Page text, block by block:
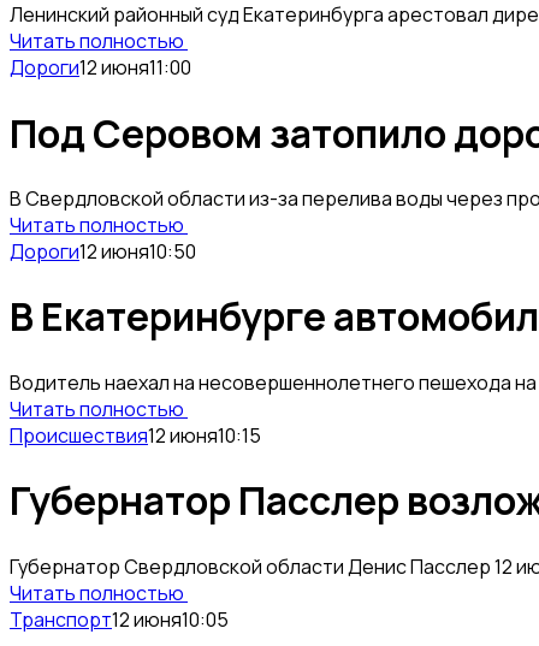
Ленинский районный суд Екатеринбурга арестовал
Читать полностью
Дороги12 июня11:00
Под Серовом затопило
В Свердловской области из-за перелива воды через
Читать полностью
Дороги12 июня10:50
В Екатеринбурге
Водитель наехал на несовершеннолетнего пешехода
Читать полностью
Происшествия12 июня10:15
Губернатор Пасслер
Губернатор Свердловской области Денис Пасслер 12
Читать полностью
Транспорт12 июня10:05